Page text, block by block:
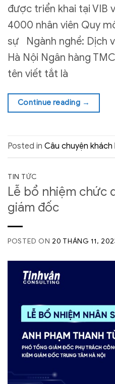
được triển khai tại VIB
4000 nhân viên Quy
sự Ngành nghề: Dịch
Hà Nội Ngân hàng
tên viết tắt là
Continue reading →
Posted in Câu chuyện khách
TIN TỨC
Lễ bổ nhiệm chức
giám đốc
POSTED ON 20 THÁNG 11,